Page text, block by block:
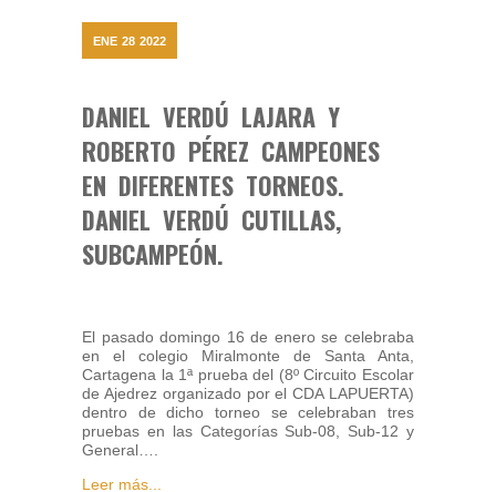
ENE 28 2022
DANIEL VERDÚ LAJARA Y
ROBERTO PÉREZ CAMPEONES
EN DIFERENTES TORNEOS.
DANIEL VERDÚ CUTILLAS,
SUBCAMPEÓN.
El pasado domingo 16 de enero se celebraba
en el colegio Miralmonte de Santa Anta,
Cartagena la 1ª prueba del (8º Circuito Escolar
de Ajedrez organizado por el CDA LAPUERTA)
dentro de dicho torneo se celebraban tres
pruebas en las Categorías Sub-08, Sub-12 y
General….
Leer más...